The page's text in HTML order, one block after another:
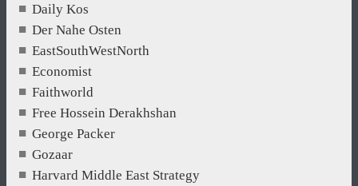
Daily Kos
Der Nahe Osten
EastSouthWestNorth
Economist
Faithworld
Free Hossein Derakhshan
George Packer
Gozaar
Harvard Middle East Strategy